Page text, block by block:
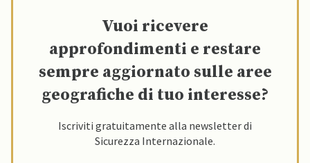
Vuoi ricevere
approfondimenti e restare
sempre aggiornato sulle aree
geografiche di tuo interesse?
Iscriviti gratuitamente alla newsletter di
Sicurezza Internazionale.